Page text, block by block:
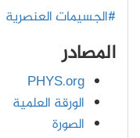
#الجسيمات العنصرية
المصادر
PHYS.org
الورقة العلمية
الصورة